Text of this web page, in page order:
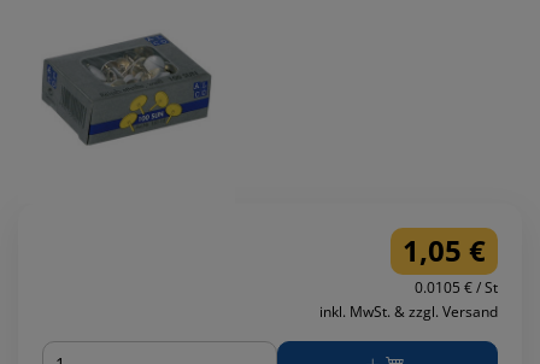
1,05 €
0.0105 € / St
inkl. MwSt. & zzgl. Versand
Menge